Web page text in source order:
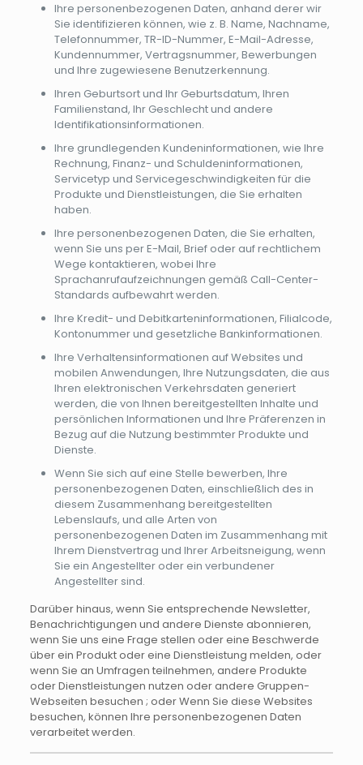
Ihre personenbezogenen Daten, anhand derer wir
Sie identifizieren können, wie z. B. Name, Nachname,
Telefonnummer, TR-ID-Nummer, E-Mail-Adresse,
Kundennummer, Vertragsnummer, Bewerbungen
und Ihre zugewiesene Benutzerkennung.
Ihren Geburtsort und Ihr Geburtsdatum, Ihren
Familienstand, Ihr Geschlecht und andere
Identifikationsinformationen.
Ihre grundlegenden Kundeninformationen, wie Ihre
Rechnung, Finanz- und Schuldeninformationen,
Servicetyp und Servicegeschwindigkeiten für die
Produkte und Dienstleistungen, die Sie erhalten
haben.
Ihre personenbezogenen Daten, die Sie erhalten,
wenn Sie uns per E-Mail, Brief oder auf rechtlichem
Wege kontaktieren, wobei Ihre
Sprachanrufaufzeichnungen gemäß Call-Center-
Standards aufbewahrt werden.
Ihre Kredit- und Debitkarteninformationen, Filialcode,
Kontonummer und gesetzliche Bankinformationen.
Ihre Verhaltensinformationen auf Websites und
mobilen Anwendungen, Ihre Nutzungsdaten, die aus
Ihren elektronischen Verkehrsdaten generiert
werden, die von Ihnen bereitgestellten Inhalte und
persönlichen Informationen und Ihre Präferenzen in
Bezug auf die Nutzung bestimmter Produkte und
Dienste.
Wenn Sie sich auf eine Stelle bewerben, Ihre
personenbezogenen Daten, einschließlich des in
diesem Zusammenhang bereitgestellten
Lebenslaufs, und alle Arten von
personenbezogenen Daten im Zusammenhang mit
Ihrem Dienstvertrag und Ihrer Arbeitsneigung, wenn
Sie ein Angestellter oder ein verbundener
Angestellter sind.
Darüber hinaus, wenn Sie entsprechende Newsletter,
Benachrichtigungen und andere Dienste abonnieren,
wenn Sie uns eine Frage stellen oder eine Beschwerde
über ein Produkt oder eine Dienstleistung melden, oder
wenn Sie an Umfragen teilnehmen, andere Produkte
oder Dienstleistungen nutzen oder andere Gruppen-
Webseiten besuchen ; oder Wenn Sie diese Websites
besuchen, können Ihre personenbezogenen Daten
verarbeitet werden.